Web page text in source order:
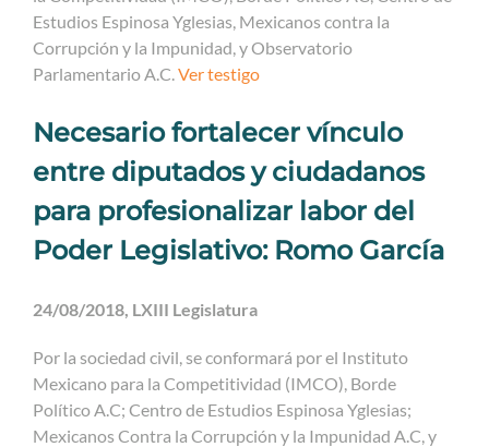
Estudios Espinosa Yglesias, Mexicanos contra la
Corrupción y la Impunidad, y Observatorio
Parlamentario A.C.Ver testigo
Necesario fortalecer vínculo
entre diputados y ciudadanos
para profesionalizar labor del
Poder Legislativo: Romo García
24/08/2018, LXIII Legislatura
Por la sociedad civil, se conformará por el Instituto
Mexicano para la Competitividad (IMCO), Borde
Político A.C; Centro de Estudios Espinosa Yglesias;
Mexicanos Contra la Corrupción y la Impunidad A.C, y